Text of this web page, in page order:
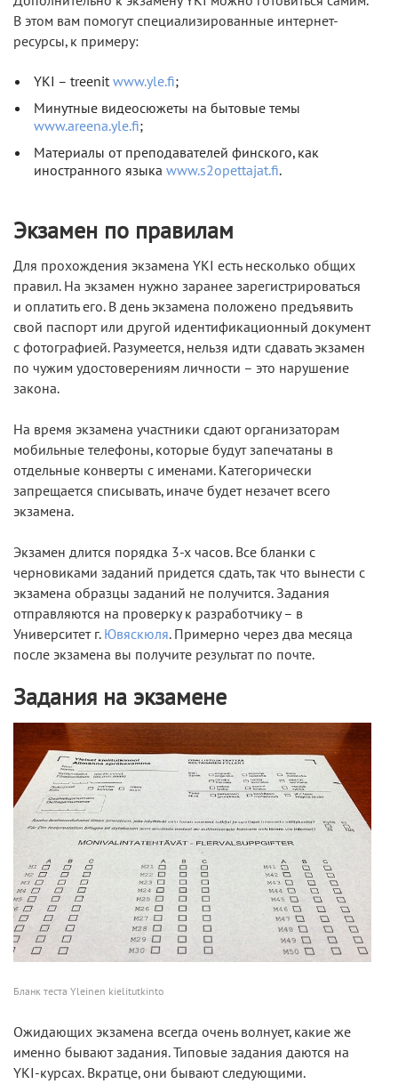
В этом вам помогут специализированные интернет-
ресурсы, к примеру:
YKI – treenitwww.yle.fi;
Минутные видеосюжеты на бытовые темы
www.areena.yle.fi;
Материалы от преподавателей финского, как
иностранного языка www.s2opettajat.fi.
Экзамен по правилам
Для прохождения экзамена YKI есть несколько общих
правил. На экзамен нужно заранее зарегистрироваться
и оплатить его. В день экзамена положено предъявить
свой паспорт или другой идентификационный документ
с фотографией. Разумеется, нельзя идти сдавать экзамен
по чужим удостоверениям личности – это нарушение
закона.
На время экзамена участники сдают организаторам
мобильные телефоны, которые будут запечатаны в
отдельные конверты с именами. Категорически
запрещается списывать, иначе будет незачет всего
экзамена.
Экзамен длится порядка 3-х часов. Все бланки с
черновиками заданий придется сдать, так что вынести с
экзамена образцы заданий не получится. Задания
отправляются на проверку к разработчику – в
Университет г. Ювяскюля. Примерно через два месяца
после экзамена вы получите результат по почте.
Задания на экзамене
Бланк теста Yleinen kielitutkinto
Ожидающих экзамена всегда очень волнует, какие же
именно бывают задания. Типовые задания даются на
YKI-курсах. Вкратце, они бывают следующими.